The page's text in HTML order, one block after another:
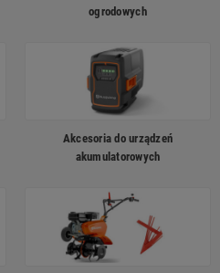
ogrodowych
Akcesoria do urządzeń
akumulatorowych